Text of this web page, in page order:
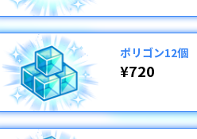
ポリゴン12個
¥720